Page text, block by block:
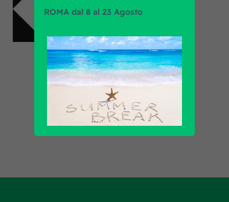
Scopri tutti i prodotti
ROMA dal 8 al 23 Agosto